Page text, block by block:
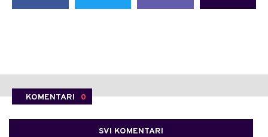
KOMENTARI 0
SVI KOMENTARI